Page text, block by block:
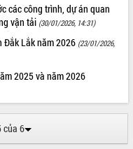
các công trình, dự án quan
vận tải (30/01/2026, 14:31)
Đắk Lắk năm 2026 (23/01/2026,
2025 và năm 2026
của 6